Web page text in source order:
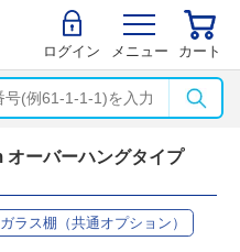
ログイン メニュー カート
オーバーハングタイプ
ガラス棚（共通オプション）